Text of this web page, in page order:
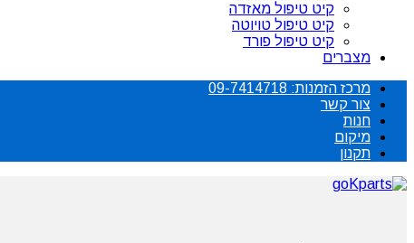
קיט טיפול מאזדה
קיט טיפול טויוטה
קיט טיפול פורד
מצברים
מרכז הזמנות: 09-7414718
צור קשר
חנות
מיקום
תקנון